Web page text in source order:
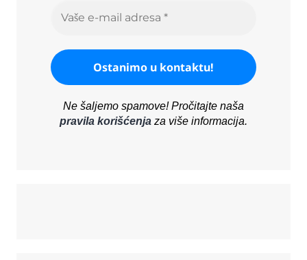
Ne šaljemo spamove! Pročitajte naša
pravila korišćenjaza više informacija.